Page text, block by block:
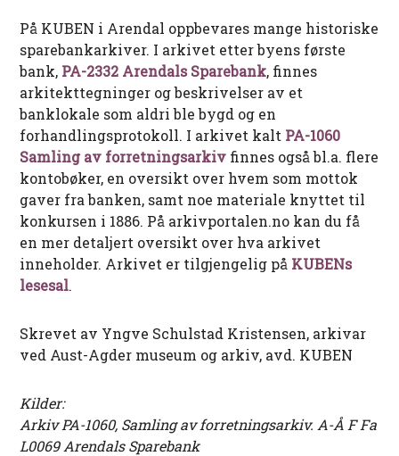
På KUBEN i Arendal oppbevares mange historiske
sparebankarkiver. I arkivet etter byens første
bank, PA-2332 Arendals Sparebank, finnes
arkitekttegninger og beskrivelser av et
banklokale som aldri ble bygd og en
forhandlingsprotokoll. I arkivet kalt PA-1060
Samling av forretningsarkiv finnes også bl.a. flere
kontobøker, en oversikt over hvem som mottok
gaver fra banken, samt noe materiale knyttet til
konkursen i 1886. På arkivportalen.no kan du få
en mer detaljert oversikt over hva arkivet
inneholder. Arkivet er tilgjengelig på KUBENs
lesesal.
Skrevet av Yngve Schulstad Kristensen, arkivar
ved Aust-Agder museum og arkiv, avd. KUBEN
Kilder:
Arkiv PA-1060, Samling av forretningsarkiv. A-Å F Fa
L0069 Arendals Sparebank